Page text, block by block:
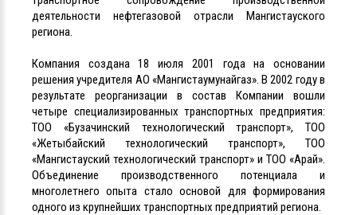
деятельности нефтегазовой отрасли Мангистауского
региона.
Компания создана 18 июля 2001 года на основании
решения учредителя АО «Мангистаумунайгаз». В 2002 году в
результате реорганизации в состав Компании вошли
четыре специализированных транспортных предприятия:
ТОО «Бузачинский технологический транспорт», ТОО
«Жетыбайский технологический транспорт», ТОО
«Мангистауский технологический транспорт» и ТОО «Арай».
Объединение производственного потенциала и
многолетнего опыта стало основой для формирования
одного из крупнейших транспортных предприятий региона.